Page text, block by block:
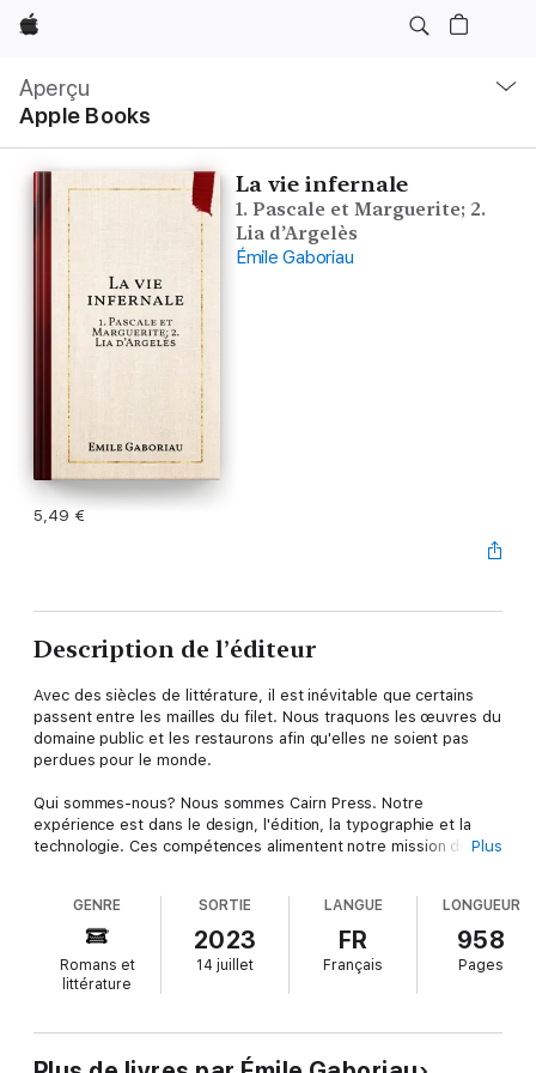
Apple
Aperçu
Apple Books
locale
Ouvrir
menu
La vie infernale
1. Pascale et Marguerite; 2.
Lia d’Argelès
Émile Gaboriau
5,49 €
Description de l’éditeur
Avec des siècles de littérature, il est inévitable que certains
passent entre les mailles du filet. Nous traquons les œuvres du
domaine public et les restaurons afin qu'elles ne soient pas
perdues pour le monde.
Qui sommes-nous? Nous sommes Cairn Press. Notre
expérience est dans le design, l'édition, la typographie et la
technologie. Ces compétences alimentent notre mission de
leur donnons le traitement qu'ils méritent; notre processus
propriétaire restaure les livres pour une meilleure expérience
utilisateur globale en termes de conception, de lisibilité et de
compatibilité avec les lecteurs électroniques.
numérique de La vie infernale: 1. Pascale et Marguerite; 2. Lia
d’Argelès, par Emile Gaboriau. Restaurée avec soin et fidèle à
Plus
GENRE
Romans et
littérature
SORTIE
2023
14 juillet
LANGUE
FR
Français
LONGUEUR
958
Pages